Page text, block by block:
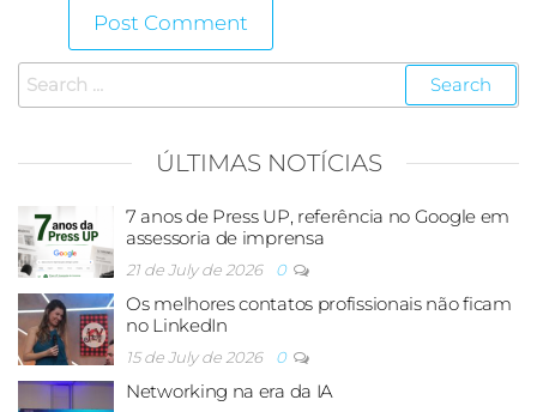
ÚLTIMAS NOTÍCIAS
7 anos de Press UP, referência no Google em
assessoria de imprensa
21 de July de 2026 0
Os melhores contatos profissionais não ficam
no LinkedIn
15 de July de 2026 0
Networking na era da IA